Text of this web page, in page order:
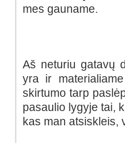
mes gauname.
Aš neturiu gatavų
yra ir
skirtumo tarp
pasaulio lygyje tai,
kas man atsiskleis,